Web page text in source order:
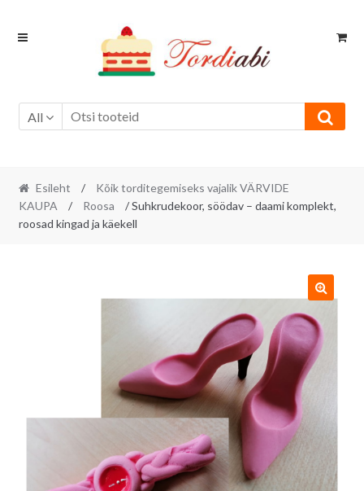
Skip
Skip
All
Esileht /
Kõik torditegemiseks vajalik VÄRVIDE
KAUPA
/ Roosa
/ Suhkrudekoor, söödav – daami komplekt,
roosad kingad ja käekell